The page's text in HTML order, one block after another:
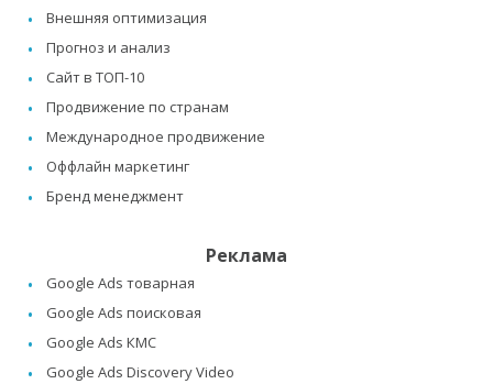
Внешняя оптимизация
Прогноз и анализ
Сайт в ТОП-10
Продвижение по странам
Международное продвижение
Оффлайн маркетинг
Бренд менеджмент
Реклама
Google Ads товарная
Google Ads поисковая
Google Ads КМС
Google Ads Discovery Video